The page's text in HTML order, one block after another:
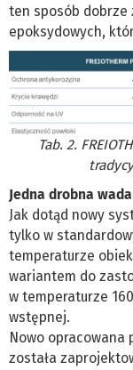
ten sposób dobrze
epoksydowych,
Tab. 2.
Jedna drobna wada
Jak dotąd nowy
tylko w
temperaturze
wariantem do
w temperaturze
wstępnej.
Nowo opracowana
została